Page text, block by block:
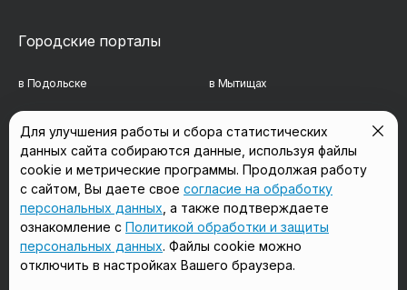
Городские порталы
в Подольске в Мытищах
в Сергиевом Посаде в Люберцах
в Красногорске в Королёве
в Домодедово в Щёлково
Мы в соцсетях
Для улучшения работы и сбора статистических
данных сайта собираются данные, используя файлы
cookie и метрические программы. Продолжая работу
с сайтом, Вы даете свое согласие на обработку
персональных данных , а также подтверждаете
ознакомление с Политикой обработки и защиты
персональных данных. Файлы cookie можно
отключить в настройках Вашего браузера.